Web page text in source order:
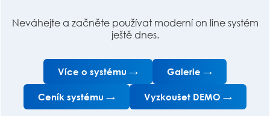
Neváhejte a začněte používat moderní on line systém
ještě dnes.
Více o systému → Galerie →
Ceník systému → Vyzkoušet DEMO →